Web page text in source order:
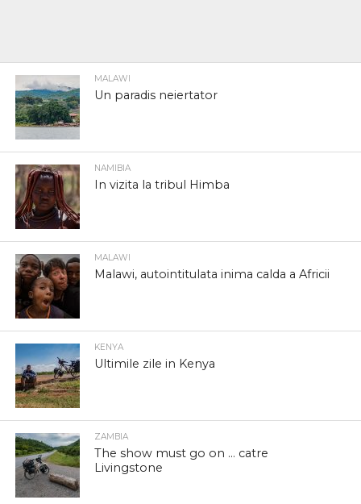
MALAWI
Un paradis neiertator
NAMIBIA
In vizita la tribul Himba
MALAWI
Malawi, autointitulata inima calda a Africii
KENYA
Ultimile zile in Kenya
ZAMBIA
The show must go on … catre
Livingstone